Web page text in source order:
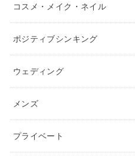
コスメ・メイク・ネイル
ポジティブシンキング
ウェディング
メンズ
プライベート